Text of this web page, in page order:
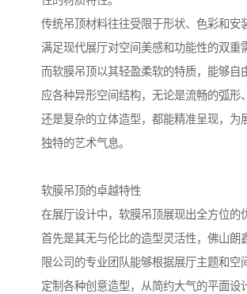
传统吊顶材料往往受限于形状、色彩和安
满足现代展厅对空间美感和功能性的双重
而软膜吊顶以其轻盈柔软的特质，能够自
应各种异形空间结构，无论是流畅的弧形
还是复杂的立体造型，都能精准呈现，为
独特的艺术气息。
软膜吊顶的卓越特性
在展厅设计中，软膜吊顶展现出全方位的
首先是其无与伦比的造型灵活性，佛山朗
限公司的专业团队能够根据展厅主题和空
定制各种创意造型，从简约大气的平面设